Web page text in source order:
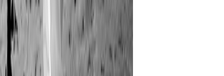
Kişisel Verilerin Korunması
İlgili Kişi Başvuru Formu
Aydınlatma Metni
Çerez Politikası
Kredi Kartı